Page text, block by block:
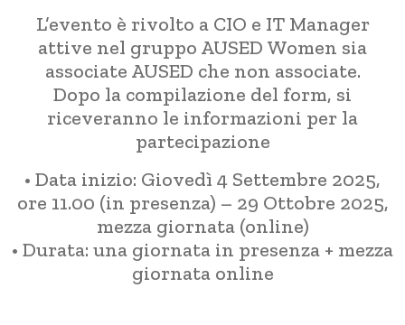
L’evento è rivolto a CIO e IT Manager
attive nel gruppo AUSED Women sia
associate AUSED che non associate.
Dopo la compilazione del form, si
riceveranno le informazioni per la
partecipazione
• Data inizio: Giovedì 4 Settembre 2025,
ore 11.00 (in presenza) – 29 Ottobre 2025,
mezza giornata (online)
• Durata: una giornata in presenza + mezza
giornata online